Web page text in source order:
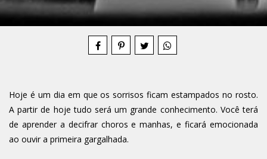
Compartilhe
Hoje é um dia em que os sorrisos ficam estampados no rosto.
A partir de hoje tudo será um grande conhecimento. Você terá
de aprender a decifrar choros e manhas, e ficará emocionada
ao ouvir a primeira gargalhada.